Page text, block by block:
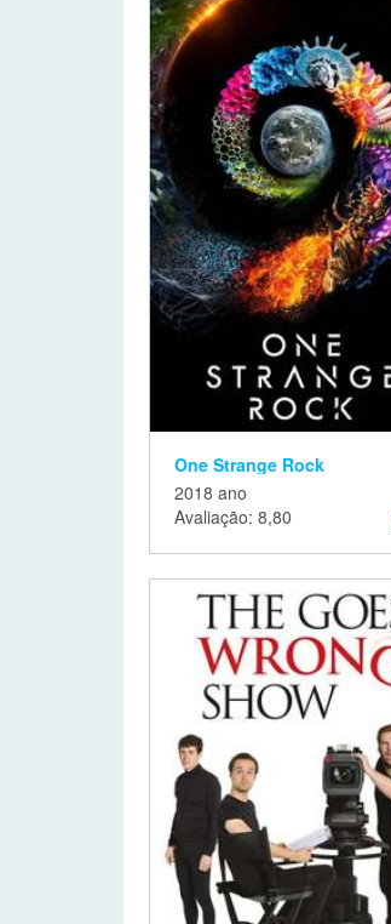
One Strange Rock
2018 ano
Avaliação: 8,80